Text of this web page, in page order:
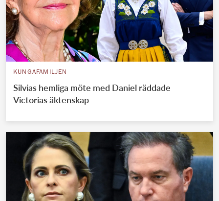
KUNGAFAMILJEN
Silvias hemliga möte med Daniel räddade
Victorias äktenskap